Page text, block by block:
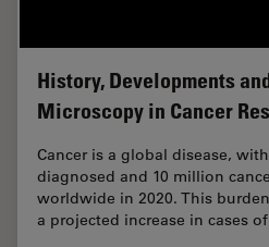
History, Developments
Microscopy in Cancer
Cancer is a global disease,
diagnosed and 10 million
worldwide in 2020. This
a projected increase in cases